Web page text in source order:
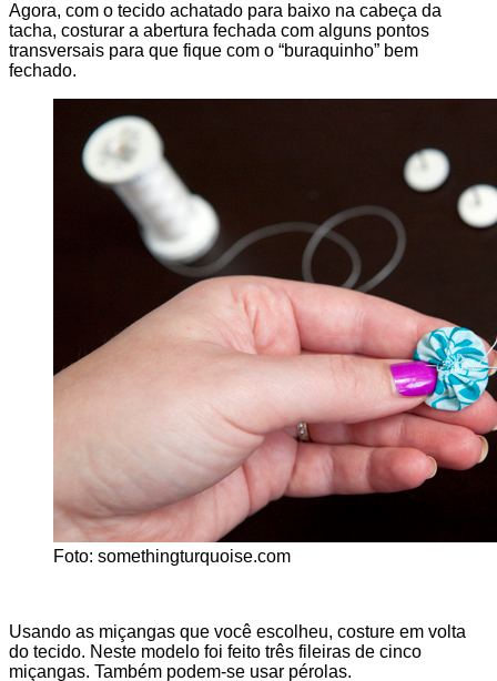
Agora, com o tecido achatado para baixo na cabeça da
tacha, costurar a abertura fechada com alguns pontos
transversais para que fique com o “buraquinho” bem
fechado.
Foto: somethingturquoise.com
Usando as miçangas que você escolheu, costure em volta
do tecido. Neste modelo foi feito três fileiras de cinco
miçangas. Também podem-se usar pérolas.